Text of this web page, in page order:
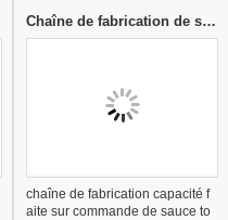
Chaîne de fabrication de sauce tomate
chaîne de fabrication capacité f
aite sur commande de sauce to